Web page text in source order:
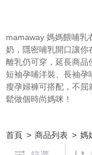
mamaway 媽媽餵哺乳
奶，隱密哺乳開口讓你
離乳仍可穿，延長商品
短袖孕哺洋裝
長袖孕
瘦孕婦褲可搭配，不屈
鬆做個時尚媽咪！
首頁 商品列表 媽